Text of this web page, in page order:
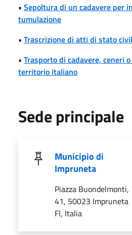
• Sepoltura di un cadavere per
tumulazione
• Trascrizione di atti di stato
• Trasporto di cadavere, ceneri
territorio italiano
Sede principale
Municipio di
Impruneta
Piazza Buondelmonti,
41, 50023 Impruneta
FI, Italia